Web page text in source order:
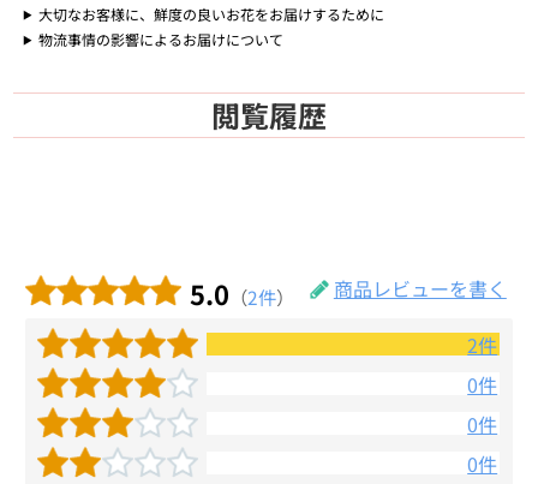
大切なお客様に、鮮度の良いお花をお届けするために
物流事情の影響によるお届けについて
閲覧履歴
5.0 （2件）
商品レビューを書く
2件
0件
0件
0件